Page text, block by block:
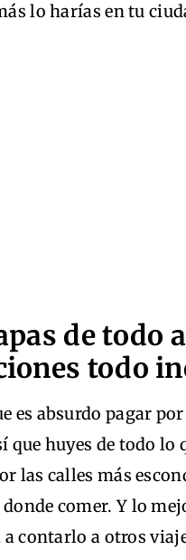
lo harías en tu
de todo
todo
es absurdo pagar
que huyes de todo lo
las calles más
comer. Y lo
contarlo a otros